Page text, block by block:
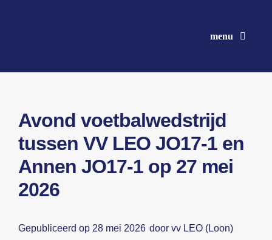
menu
Avond voetbalwedstrijd
tussen VV LEO JO17-1 en
Annen JO17-1 op 27 mei
2026
Gepubliceerd op 28 mei 2026 door vv LEO (Loon)